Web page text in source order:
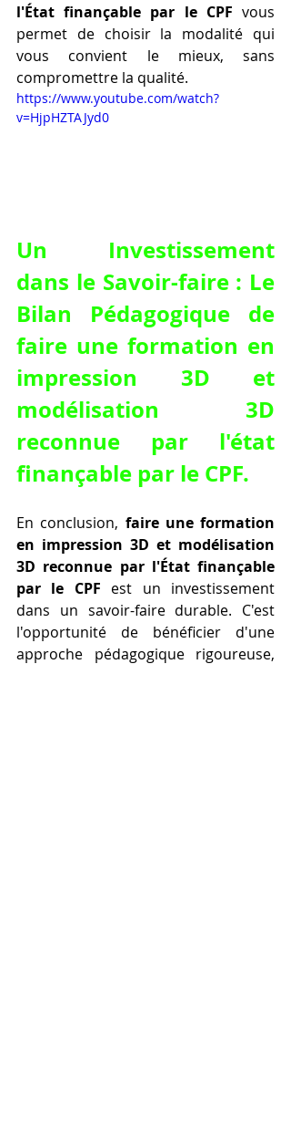
l'État finançable par le CPF vous
permet de choisir la modalité qui
vous convient le mieux, sans
compromettre la qualité.
https://www.youtube.com/watch?
v=HjpHZTAJyd0
Un Investissement
dans le Savoir-faire : Le
faire une formation en
impression 3D et
modélisation 3D
reconnue par l'état
finançable par le CPF.
En conclusion, faire une formation
en impression 3D et modélisation
3D reconnue par l'État finançable
par le CPF est un investissement
dans un savoir-faire durable. C'est
l'opportunité de bénéficier d'une
approche pédagogique rigoureuse,